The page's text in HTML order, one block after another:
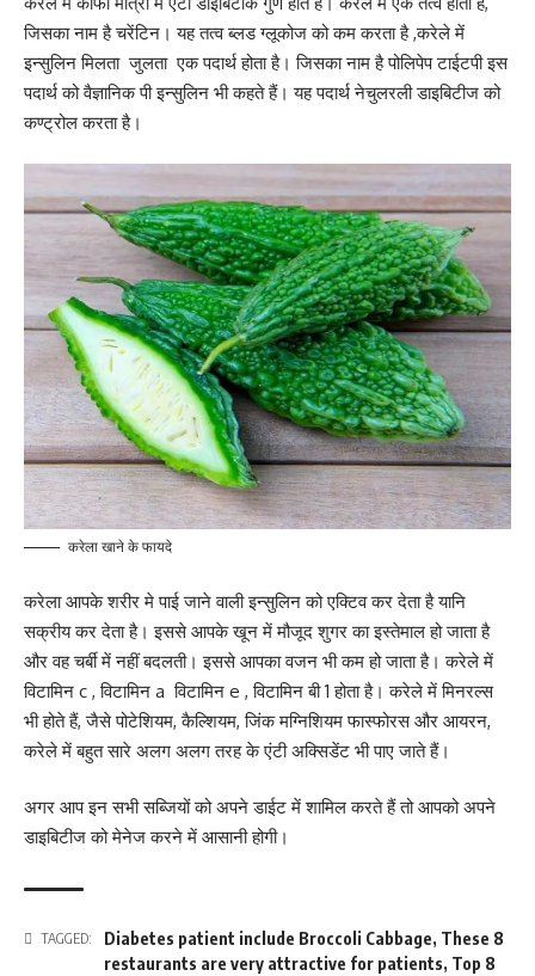
जिसका नाम है चरेंटिन। यह तत्व ब्लड ग्लूकोज को कम करता है ,करेले में
इन्सुलिन मिलता जुलता एक पदार्थ होता है। जिसका नाम है पोलिपेप टाईटपी इस
पदार्थ को वैज्ञानिक पी इन्सुलिन भी कहते हैं। यह पदार्थ नेचुलरली डाइबिटीज को
कण्ट्रोल करता है।
करेला खाने के फायदे
करेला आपके शरीर मे पाई जाने वाली इन्सुलिन को एक्टिव कर देता है यानि
सक्रीय कर देता है। इससे आपके खून में मौजूद शुगर का इस्तेमाल हो जाता है
और वह चर्बी में नहीं बदलती। इससे आपका वजन भी कम हो जाता है। करेले में
विटामिन c , विटामिन a विटामिन e , विटामिन बी 1 होता है। करेले में मिनरल्स
भी होते हैं, जैसे पोटेशियम, कैल्शियम, जिंक मग्निशियम फास्फोरस और आयरन,
करेले में बहुत सारे अलग अलग तरह के एंटी अक्सिडेंट भी पाए जाते हैं।
अगर आप इन सभी सब्जियों को अपने डाईट में शामिल करते हैं तो आपको अपने
डाइबिटीज को मेनेज करने में आसानी होगी।
TAGGED: Diabetes patient include Broccoli Cabbage, These 8
restaurants are very attractive for patients, Top 8